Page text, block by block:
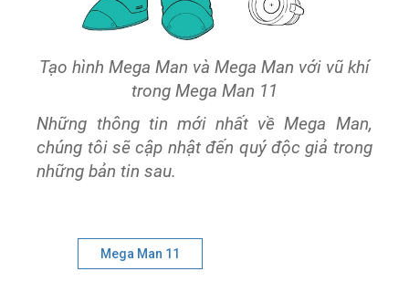
Tạo hình Mega Man và Mega Man với vũ khí
trong Mega Man 11
Những thông tin mới nhất về Mega Man,
chúng tôi sẽ cập nhật đến quý độc giả trong
những bản tin sau.
Mega Man 11